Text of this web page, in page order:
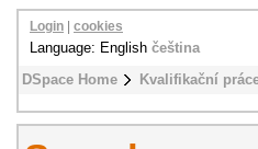
DSpace Home Kvalifikační
Login cookies
Language: English čeština